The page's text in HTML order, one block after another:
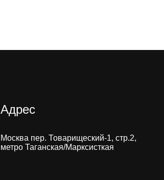
Адрес
Москва пер. Товарищеский-1, стр.2,
метро Таганская/Марксисткая